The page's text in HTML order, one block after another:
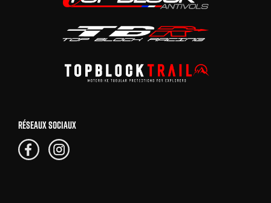
RÉSEAUX SOCIAUX